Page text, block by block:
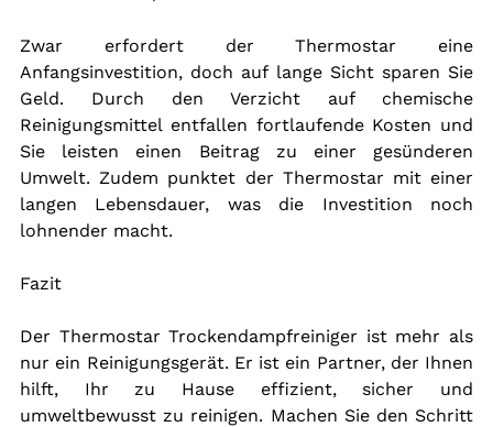
Zwar erfordert der Thermostar eine
Anfangsinvestition, doch auf lange Sicht sparen Sie
Geld. Durch den Verzicht auf chemische
Reinigungsmittel entfallen fortlaufende Kosten und
Sie leisten einen Beitrag zu einer gesünderen
Umwelt. Zudem punktet der Thermostar mit einer
langen Lebensdauer, was die Investition noch
lohnender macht.
Fazit
Der Thermostar Trockendampfreiniger ist mehr als
nur ein Reinigungsgerät. Er ist ein Partner, der Ihnen
hilft, Ihr zu Hause effizient, sicher und
umweltbewusst zu reinigen. Machen Sie den Schritt